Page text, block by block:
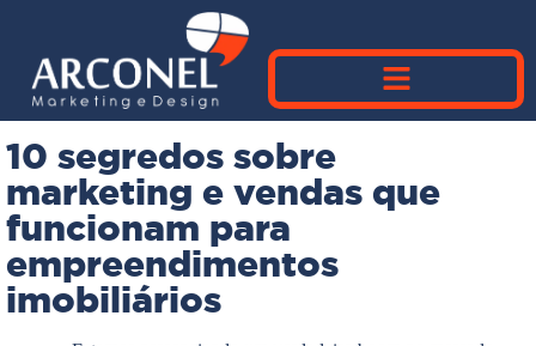
10 segredos sobre
marketing e vendas que
funcionam para
empreendimentos
imobiliários